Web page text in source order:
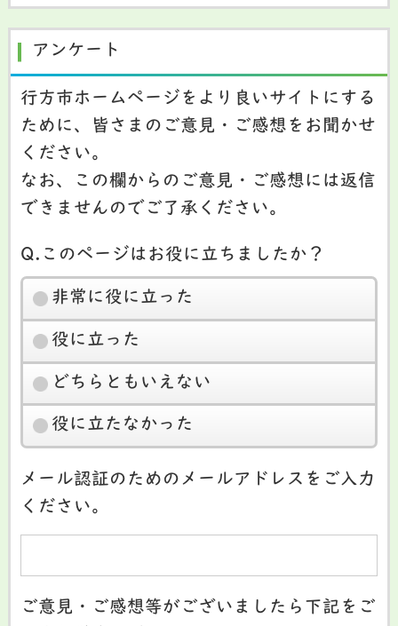
アンケート
行方市ホームページをより良いサイトにする
ために、皆さまのご意見・ご感想をお聞かせ
ください。
なお、この欄からのご意見・ご感想には返信
できませんのでご了承ください。
Q.このページはお役に立ちましたか？
非常に役に立った
役に立った
どちらともいえない
役に立たなかった
メール認証のためのメールアドレスをご入力
ください。
ご意見・ご感想等がございましたら下記をご